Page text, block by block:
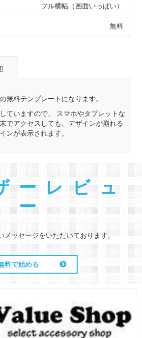
フル横幅（画面いっぱい）
無料
無料テンプレートになります。
ていますので、 スマホやタブレットな
でアクセスしても、デザインが崩れる
ンが表示されます。